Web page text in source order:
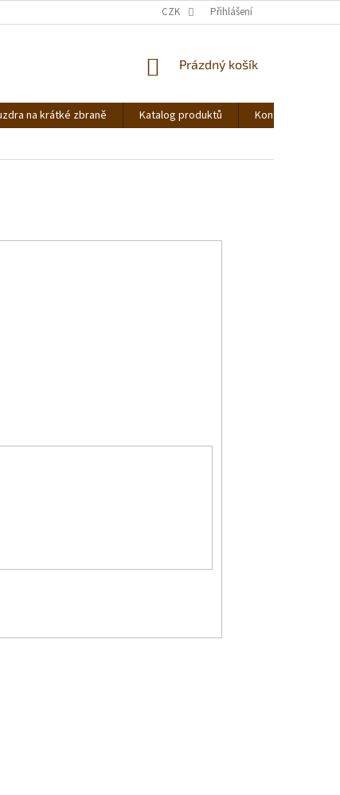
OBCHODU OBCHODNÍ PODMÍNKY PODMÍNKY OCHRANY
CZK Přihlášení
NÁKUPNÍ
Prázdný košík
na krátké zbraně Katalog produktů Kontakt